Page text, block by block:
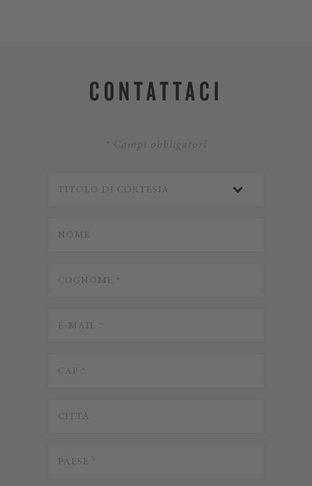
CONTATTACI
* Campi obbligatori